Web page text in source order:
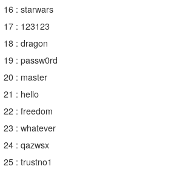
16 : starwars
17 : 123123
18 : dragon
19 : passw0rd
20 : master
21 : hello
22 : freedom
23 : whatever
24 : qazwsx
25 : trustno1
CBA Films
田原啓江
NOBUFUKU
喜納海人
chan-U
G◎Da
KID